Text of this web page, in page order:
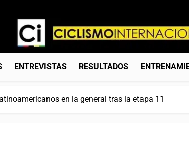
Ciclismo
Web Dedicada Al Ciclismo Mundial. Entrevistas,
ENTREVISTAS RESULTADOS
en la general tras la etapa 11